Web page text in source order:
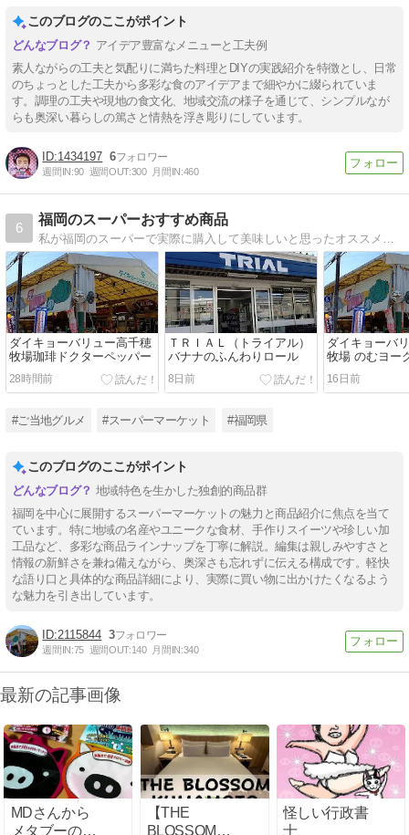
このブログのここがポイント
アイデア豊富なメニューと工夫例
素人ながらの工夫と気配りに満ちた料理とDIYの実践紹介を特徴とし、日常
のちょっとした工夫から多彩な食のアイデアまで細やかに綴られていま
す。調理の工夫や現地の食文化、地域交流の様子を通じて、シンプルなが
らも奥深い暮らしの篤さと情熱を浮き彫りにしています。
1434197 6
週間IN:90 週間OUT:300 月間IN:460
6
福岡のスーパーおすすめ商品
私が福岡のスーパーで実際に購入して美味しいと思ったオススメ商品の紹介です。
ダイキョーバリュー高千穂
牧場珈琲ドクターペッパー
28時間前
ＴＲＩＡＬ（トライアル）
バナナのふんわりロール
8日前
ダイキョーバ
牧場 のむヨー
16日前
#ご当地グルメ #スーパーマーケット #福岡県
このブログのここがポイント
地域特色を生かした独創的商品群
福岡を中心に展開するスーパーマーケットの魅力と商品紹介に焦点を当て
ています。特に地域の名産やユニークな食材、手作りスイーツや珍しい加
工品など、多彩な商品ラインナップを丁寧に解説。編集は親しみやすさと
情報の新鮮さを兼ね備えながら、奥深さも忘れずに伝える構成です。軽快
な語り口と具体的な商品詳細により、実際に買い物に出かけたくなるよう
な魅力を引き出しています。
2115844 3
週間IN:75 週間OUT:140 月間IN:340
最新の記事画像
MDさんから
メタブーの入
【THE
BLOSSOM
怪しい行政書
士